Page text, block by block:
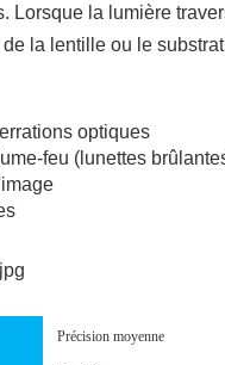
Lorsque la lumière
la lentille ou le
optiques
feu (lunettes
Précision moyenne